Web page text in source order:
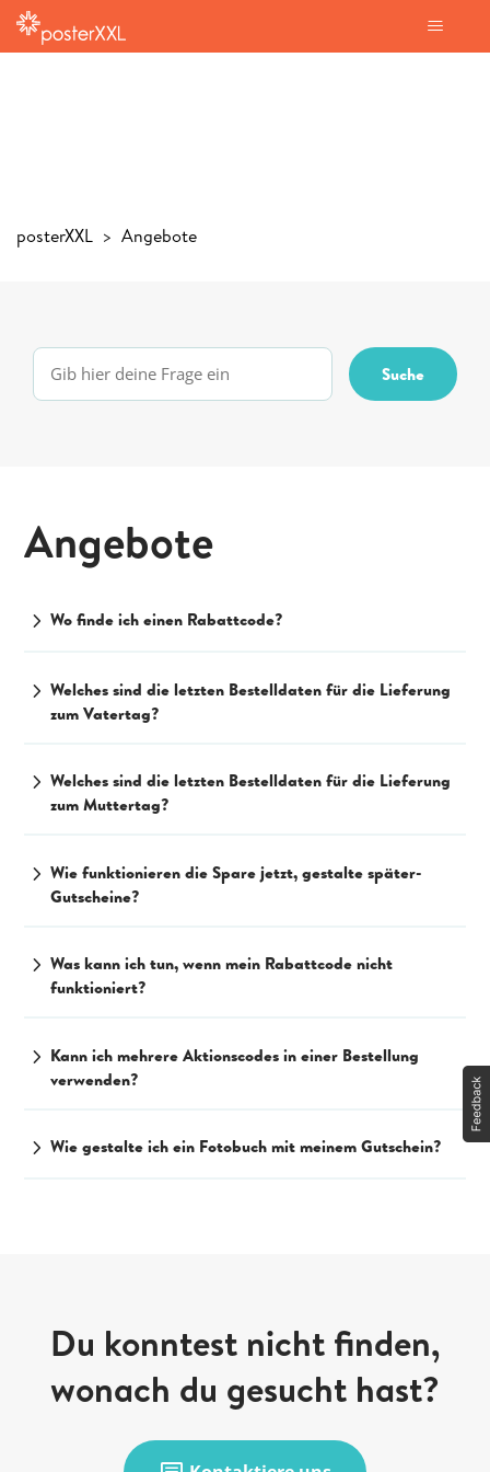
posterXXL Angebote
Angebote
chevron_rightWo finde ich einen Rabattcode?
chevron_rightWelches sind die letzten Bestelldaten für die Lieferung
zum Vatertag?
chevron_rightWelches sind die letzten Bestelldaten für die Lieferung
zum Muttertag?
chevron_rightWie funktionieren die Spare jetzt, gestalte später-
Gutscheine?
chevron_rightWas kann ich tun, wenn mein Rabattcode nicht
funktioniert?
chevron_right Kann ich mehrere Aktionscodes in einer Bestellung
verwenden?
chevron_rightWie gestalte ich ein Fotobuch mit meinem Gutschein?
Du konntest nicht finden,
wonach du gesucht hast?